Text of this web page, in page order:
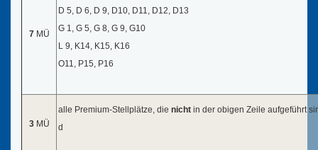
7MÜ
D 5, D 6, D 9, D10, D11, D12, D13
G 1, G 5, G 8, G 9, G10
L 9, K14, K15, K16
O11, P15, P16
3MÜ
alle Premium-Stellplätze, die nicht in der obigen Zeile aufgeführt
d